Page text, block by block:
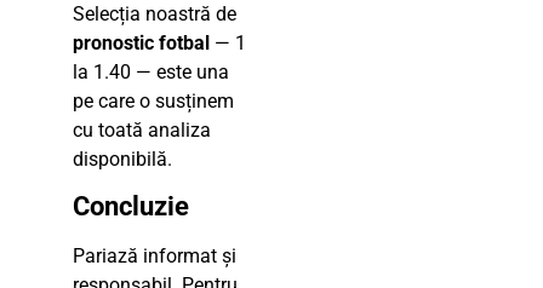
Selecția noastră de
pronostic fotbal — 1
la 1.40 — este una
pe care o susținem
cu toată analiza
disponibilă.
Concluzie
Pariază informat și